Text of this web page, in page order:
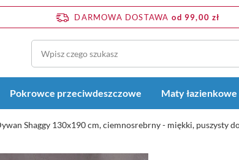
DARMOWA DOSTAWA od 99,00 zł
Pokrowce przeciwdeszczowe Maty łazienkowe
Shaggy 130x190 cm, ciemnosrebrny - miękki, puszysty